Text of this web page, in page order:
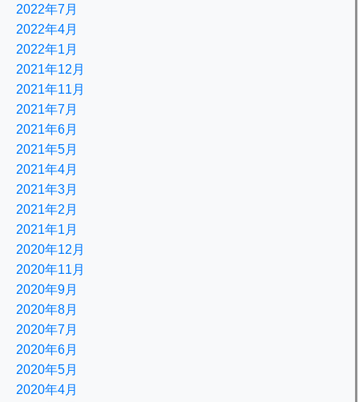
2022年7月
2022年4月
2022年1月
2021年12月
2021年11月
2021年7月
2021年6月
2021年5月
2021年4月
2021年3月
2021年2月
2021年1月
2020年12月
2020年11月
2020年9月
2020年8月
2020年7月
2020年6月
2020年5月
2020年4月